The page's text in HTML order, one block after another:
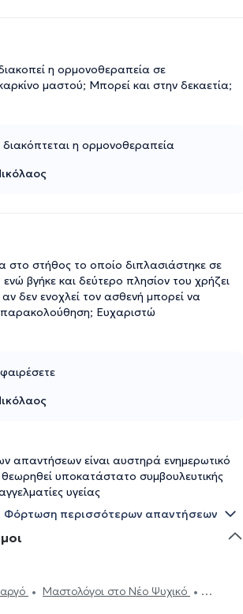
η ορμονοθεραπεία σε
μαστού; Μπορεί και στην δεκαετία;
διακόπτεται η ορμονοθεραπεία
στο στήθος το οποίο διπλασιάστηκε σε
βγήκε και δεύτερο πλησίον του χρήζει
δεν ενοχλεί τον ασθενή μπορεί να
Ευχαριστώ
απαντήσεων είναι αυστηρά ενημερωτικό
υποκατάστατο συμβουλευτικής
υγείας
Φόρτωση περισσότερων απαντήσεων
Μαστολόγοι στο Νέο Ψυχικό